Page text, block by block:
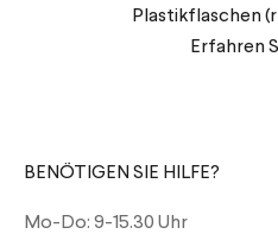
Plastikflaschen
Erfahren
BENÖTIGEN SIE HILFE?
Mo-Do: 9-15.30 Uhr